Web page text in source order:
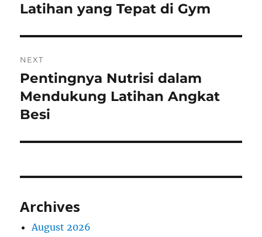
post:
Latihan yang Tepat di Gym
NEXT
Next
post:
Pentingnya Nutrisi dalam
Mendukung Latihan Angkat
Besi
Archives
August 2026